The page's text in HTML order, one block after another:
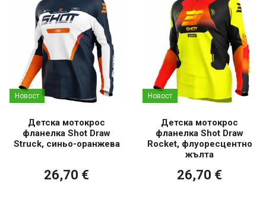
Новост
Детска мотокрос
фланелка Shot Draw
Struck, синьо-оранжева
26,70 €
Новост
Детска мотокрос
фланелка Shot Draw
Rocket, флуоресцентно
жълта
26,70 €